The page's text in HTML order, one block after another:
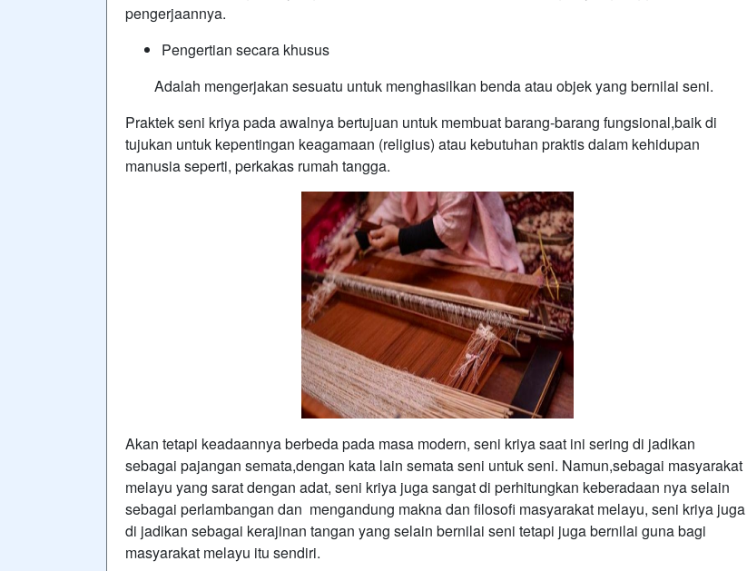
pengerjaannya.
Pengertian secara khusus
Adalah mengerjakan sesuatu untuk menghasilkan benda atau objek yang bernilai seni.
Praktek seni kriya pada awalnya bertujuan untuk membuat barang-barang fungsional,baik di
tujukan untuk kepentingan keagamaan (religius) atau kebutuhan praktis dalam kehidupan
manusia seperti, perkakas rumah tangga.
Akan tetapi keadaannya berbeda pada masa modern, seni kriya saat ini sering di jadikan
sebagai pajangan semata,dengan kata lain semata seni untuk seni. Namun,sebagai masyarakat
melayu yang sarat dengan adat, seni kriya juga sangat di perhitungkan keberadaan nya selain
sebagai perlambangan dan mengandung makna dan filosofi masyarakat melayu, seni kriya juga
di jadikan sebagai kerajinan tangan yang selain bernilai seni tetapi juga bernilai guna bagi
masyarakat melayu itu sendiri.